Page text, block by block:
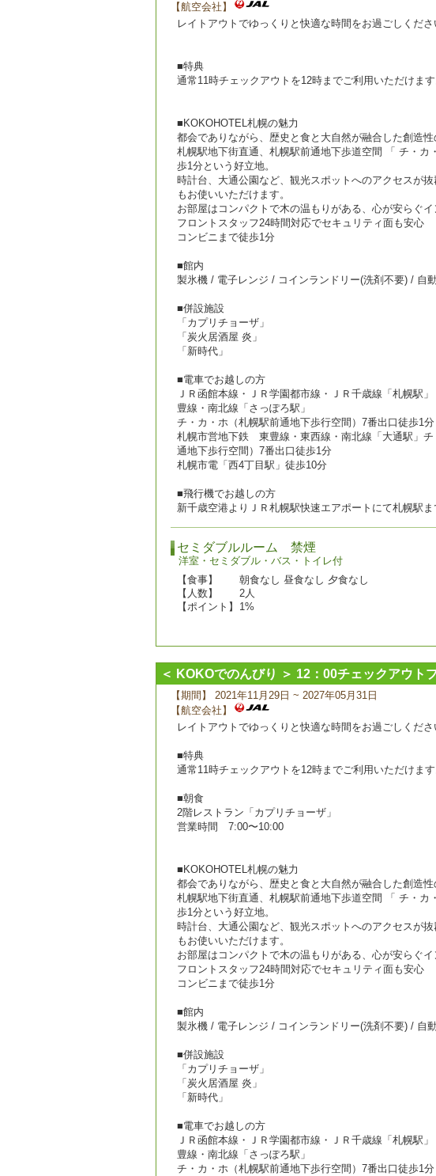
【航空会社】
レイトアウトでゆっくりと快適な時間をお過ごしくださ
■特典
通常11時チェックアウトを12時までご利用いただけます
■KOKOHOTEL札幌の魅力
都会でありながら、歴史と食と大自然が融合した創造性
札幌駅地下街直通、札幌駅前通地下歩道空間 「 チ・カ
歩1分という好立地。
時計台、大通公園など、観光スポットへのアクセスが
もお使いいただけます。
お部屋はコンパクトで木の温もりがある、心が安らぐイ
フロントスタッフ24時間対応でセキュリティ面も安心
コンビニまで徒歩1分
■館内
製氷機 / 電子レンジ / コインランドリー(洗剤不要) / 自
■併設施設
「カプリチョーザ」
「炭火居酒屋 炎」
「新時代」
■電車でお越しの方
ＪＲ函館本線・ＪＲ学園都市線・ＪＲ千歳線「札幌駅
豊線・南北線「さっぽろ駅」
チ・カ・ホ（札幌駅前通地下歩行空間）7番出口徒歩1分
札幌市営地下鉄 東豊線・東西線・南北線「大通駅」チ
通地下歩行空間）7番出口徒歩1分
札幌市電「西4丁目駅」徒歩10分
■飛行機でお越しの方
新千歳空港よりＪＲ札幌駅快速エアポートにて札幌駅ま
セミダブルルーム 禁煙
洋室・セミダブル・バス・トイレ付
【食事】
朝食なし 昼食なし 夕食なし
【人数】
2人
【ポイント】
1%
＜ KOKOでのんびり ＞ 12：00チェックアウト
【期間】 2021年11月29日 ~ 2027年05月31日
【航空会社】
レイトアウトでゆっくりと快適な時間をお過ごしくださ
■特典
通常11時チェックアウトを12時までご利用いただけます
■朝食
2階レストラン「カプリチョーザ」
営業時間 7:00〜10:00
■KOKOHOTEL札幌の魅力
都会でありながら、歴史と食と大自然が融合した創造性
札幌駅地下街直通、札幌駅前通地下歩道空間 「 チ・カ
歩1分という好立地。
時計台、大通公園など、観光スポットへのアクセスが
もお使いいただけます。
お部屋はコンパクトで木の温もりがある、心が安らぐイ
フロントスタッフ24時間対応でセキュリティ面も安心
コンビニまで徒歩1分
■館内
製氷機 / 電子レンジ / コインランドリー(洗剤不要) / 自
■併設施設
「カプリチョーザ」
「炭火居酒屋 炎」
「新時代」
■電車でお越しの方
ＪＲ函館本線・ＪＲ学園都市線・ＪＲ千歳線「札幌駅
豊線・南北線「さっぽろ駅」
チ・カ・ホ（札幌駅前通地下歩行空間）7番出口徒歩1分